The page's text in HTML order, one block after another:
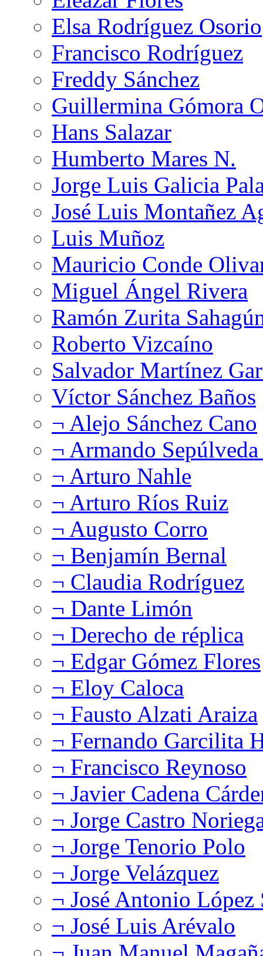
Elsa Rodríguez Osorio
Francisco Rodríguez
Freddy Sánchez
Guillermina Gómora
Hans Salazar
Humberto Mares N.
Jorge Luis Galicia
José Luis Montañez
Luis Muñoz
Mauricio Conde
Miguel Ángel Rivera
Ramón Zurita
Roberto Vizcaíno
Salvador Martínez
Víctor Sánchez Baños
¬ Alejo Sánchez Cano
¬ Armando
¬ Arturo Nahle
¬ Arturo Ríos Ruiz
¬ Augusto Corro
¬ Benjamín Bernal
¬ Claudia Rodríguez
¬ Dante Limón
¬ Derecho de réplica
¬ Edgar Gómez Flores
¬ Eloy Caloca
¬ Fausto Alzati Araiza
¬ Fernando Garcilita
¬ Francisco Reynoso
¬ Javier Cadena
¬ Jorge Castro
¬ Jorge Tenorio Polo
¬ Jorge Velázquez
¬ José Antonio López
¬ José Luis Arévalo